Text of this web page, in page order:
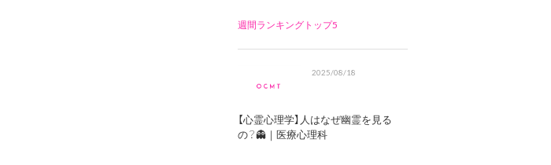
週間ランキングトップ5
2025/08/18
【心霊心理学】人はなぜ幽霊を見る
の？👻｜医療心理科